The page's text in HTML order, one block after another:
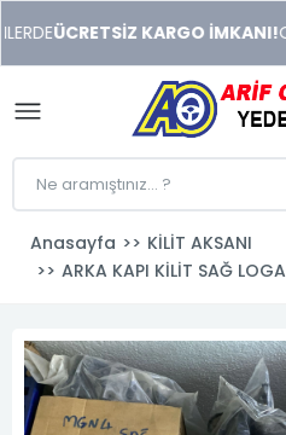
xonusu
veren
sitolar
ÜCRETSİZ KARGO İMKANI!
Anasayfa
KİLİT AKSANI
ARKA KAPI KİLİT SAĞ